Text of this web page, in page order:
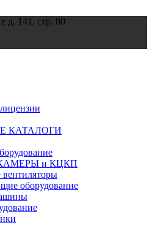
д. 141, стр. 80
КАТАЛОГИ
и КЦКП
оборудование